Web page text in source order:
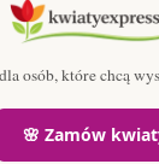
osób, które chcą
🌸 Zamów